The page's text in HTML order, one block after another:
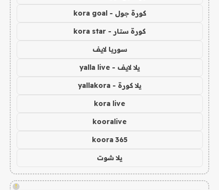
كورة جول - kora goal
كورة ستار - kora star
سوريا لايف
يلا لايف - yalla live
يلا كورة - yallakora
kora live
kooralive
koora 365
يلا شوت
!